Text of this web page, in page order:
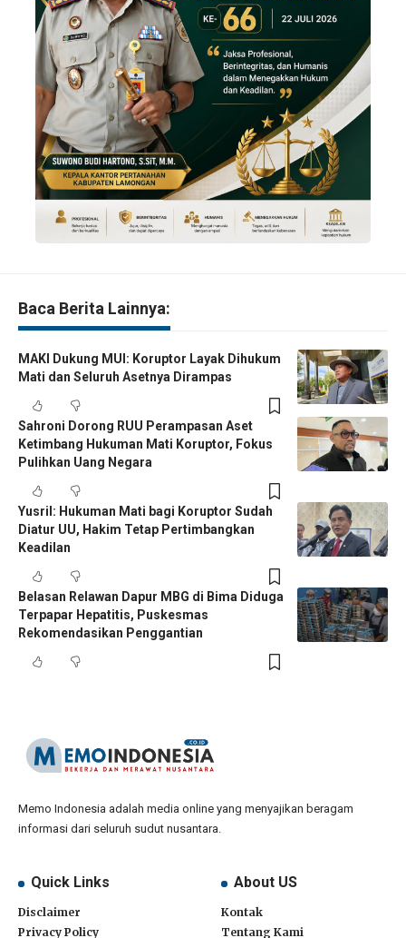
Baca Berita Lainnya:
MAKI Dukung MUI: Koruptor Layak Dihukum
Mati dan Seluruh Asetnya Dirampas
Sahroni Dorong RUU Perampasan Aset
Ketimbang Hukuman Mati Koruptor, Fokus
Pulihkan Uang Negara
Yusril: Hukuman Mati bagi Koruptor Sudah
Diatur UU, Hakim Tetap Pertimbangkan
Keadilan
Belasan Relawan Dapur MBG di Bima Diduga
Terpapar Hepatitis, Puskesmas
Rekomendasikan Penggantian
Memo Indonesia adalah media online yang menyajikan beragam
informasi dari seluruh sudut nusantara.
Quick Links
Disclaimer
Privacy Policy
About US
Kontak
Tentang Kami